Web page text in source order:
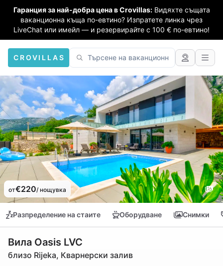
Гаранция за най-добра цена в Crovillas: Видяхте същата
ваканционна къща по-евтино? Изпратете линка чрез
LiveChat или имейл — и резервирайте с 100 € по-евтино!
CROVILLAS
от€220/ нощувка
Разпределение на стаите Оборудване Снимки
Вила Oasis LVC
близо Rijeka, Кварнерски залив